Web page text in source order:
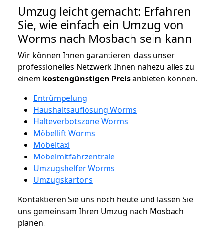
Umzug leicht gemacht: Erfahren
Sie, wie einfach ein Umzug von
Worms nach Mosbach sein kann
Wir können Ihnen garantieren, dass unser
professionelles Netzwerk Ihnen nahezu alles zu
einem kostengünstigen Preisanbieten können.
Entrümpelung
Haushaltsauflösung Worms
Halteverbotszone Worms
Möbellift Worms
Möbeltaxi
Möbelmitfahrzentrale
Umzugshelfer Worms
Umzugskartons
Kontaktieren Sie uns noch heute und lassen Sie
uns gemeinsam Ihren Umzug nach Mosbach
planen!